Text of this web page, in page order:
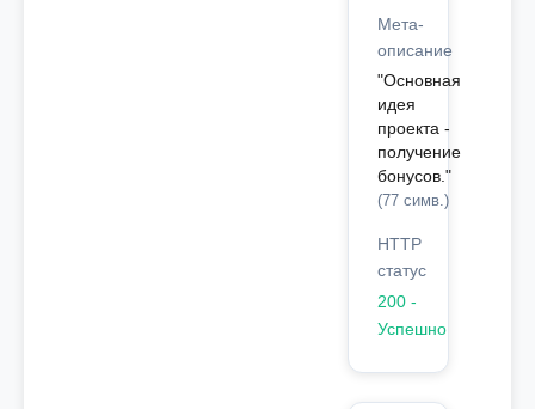
Мета-
описание
"Основная
идея
проекта -
получение
бонусов."
(77 симв.)
HTTP
статус
200 -
Успешно